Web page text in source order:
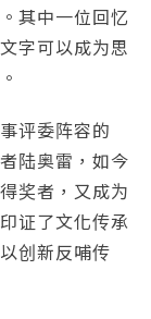
其中一位回忆
字可以成为思
评委阵容的
陆奥雷，如今
奖者，又成为
证了文化传承
创新反哺传